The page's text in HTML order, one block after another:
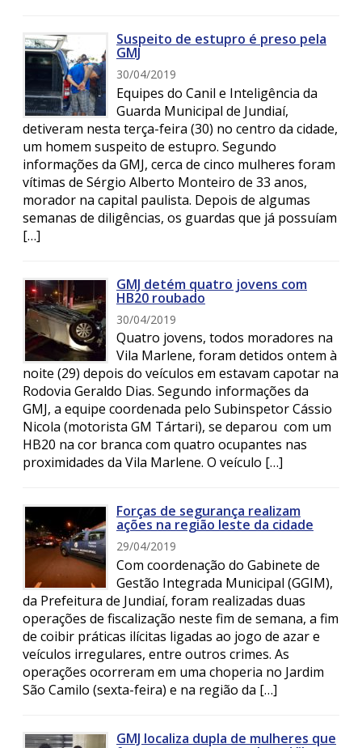
Suspeito de estupro é preso pela
GMJ
30/04/2019
Equipes do Canil e Inteligência da
Guarda Municipal de Jundiaí,
detiveram nesta terça-feira (30) no centro da cidade,
um homem suspeito de estupro. Segundo
informações da GMJ, cerca de cinco mulheres foram
vítimas de Sérgio Alberto Monteiro de 33 anos,
morador na capital paulista. Depois de algumas
semanas de diligências, os guardas que já possuíam
[…]
GMJ detém quatro jovens com
HB20 roubado
30/04/2019
Quatro jovens, todos moradores na
Vila Marlene, foram detidos ontem à
noite (29) depois do veículos em estavam capotar na
Rodovia Geraldo Dias. Segundo informações da
GMJ, a equipe coordenada pelo Subinspetor Cássio
Nicola (motorista GM Tártari), se deparou com um
HB20 na cor branca com quatro ocupantes nas
proximidades da Vila Marlene. O veículo […]
Forças de segurança realizam
ações na região leste da cidade
29/04/2019
Com coordenação do Gabinete de
Gestão Integrada Municipal (GGIM),
da Prefeitura de Jundiaí, foram realizadas duas
operações de fiscalização neste fim de semana, a fim
de coibir práticas ilícitas ligadas ao jogo de azar e
veículos irregulares, entre outros crimes. As
operações ocorreram em uma choperia no Jardim
São Camilo (sexta-feira) e na região da […]
GMJ localiza dupla de mulheres que